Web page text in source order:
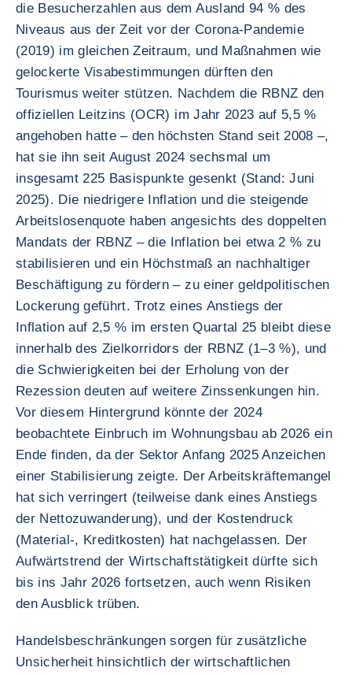
die Besucherzahlen aus dem Ausland 94 % des
Niveaus aus der Zeit vor der Corona-Pandemie
(2019) im gleichen Zeitraum, und Maßnahmen wie
gelockerte Visabestimmungen dürften den
Tourismus weiter stützen. Nachdem die RBNZ den
offiziellen Leitzins (OCR) im Jahr 2023 auf 5,5 %
angehoben hatte – den höchsten Stand seit 2008 –,
hat sie ihn seit August 2024 sechsmal um
insgesamt 225 Basispunkte gesenkt (Stand: Juni
2025). Die niedrigere Inflation und die steigende
Arbeitslosenquote haben angesichts des doppelten
Mandats der RBNZ – die Inflation bei etwa 2 % zu
stabilisieren und ein Höchstmaß an nachhaltiger
Beschäftigung zu fördern – zu einer geldpolitischen
Lockerung geführt. Trotz eines Anstiegs der
Inflation auf 2,5 % im ersten Quartal 25 bleibt diese
innerhalb des Zielkorridors der RBNZ (1–3 %), und
die Schwierigkeiten bei der Erholung von der
Rezession deuten auf weitere Zinssenkungen hin.
Vor diesem Hintergrund könnte der 2024
beobachtete Einbruch im Wohnungsbau ab 2026 ein
Ende finden, da der Sektor Anfang 2025 Anzeichen
einer Stabilisierung zeigte. Der Arbeitskräftemangel
hat sich verringert (teilweise dank eines Anstiegs
der Nettozuwanderung), und der Kostendruck
(Material-, Kreditkosten) hat nachgelassen. Der
Aufwärtstrend der Wirtschaftstätigkeit dürfte sich
bis ins Jahr 2026 fortsetzen, auch wenn Risiken
den Ausblick trüben.
Handelsbeschränkungen sorgen für zusätzliche
Unsicherheit hinsichtlich der wirtschaftlichen